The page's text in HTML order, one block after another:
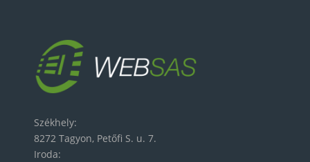
Székhely:
8272 Tagyon, Petőfi S. u. 7.
Iroda: